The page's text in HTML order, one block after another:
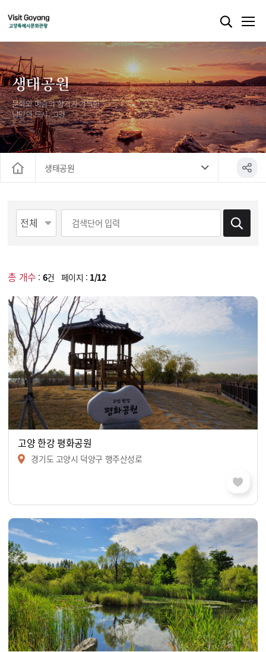
생태공원
문화와 예술의 향기가 가득한
낭만의 도시, 고양
생태공원
총 개수 : 6건 페이지 : 1/12
고양 한강 평화공원
경기도 고양시 덕양구 행주산성로